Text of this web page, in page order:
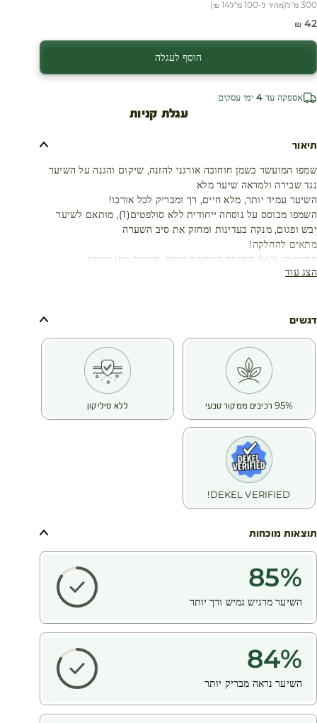
עגלת קניות
300 מ"ל (מחיר ל-100 מ״ל 14 ₪
)
מחיר מבצע
42 ₪
הוסף לעגלה
אספקה עד 4 ימי עסקים
תיאור
שמפו המועשר בשמן חוחובה אורגני להזנה, שיקום והגנה על השיער
נגד שבירה ולמראה שיער מלא
השיער עמיד יותר, מלא חיים, רך ומבריק לכל אורכו!
השמפו מבוסס על נוסחה ייחודית ללא סולפטים(1), מותאם לשיער
יבש ופגום, מנקה בעדינות ומחזק את סיב השערה
מתאים להחלקה!
התוצאה: 94% הפחתה בשבירת שיער, השיער מוזן ושופע
שיער נפגע ומתייבש ממספר סיבות:
השיער הופך פגיע, פגום, שביר וגס וכשהוא פגיע יותר, יש יותר קצוות
הודות לידע הייחודי שלהם בעולם הבוטני, חוקרי ה- Botanical
Beauty® שלנו בחרו בחוחובה אורגנית, הידועה בשמן העשיר
במיוחד המופק ממנה שמצטיין בתכונות משקמות.
החוחובה עשירה בחומצות שומן כמו אומגה 6 ו- 9 ובעלת הרכב
שדומה לחֵלֶב. היא מזינה שיער יבש ושביר באופן אינטנסיבי ומחזירה
לו את הברק והרכות. הודות לעושר שלה, היא מסייעת בשיקום שיער
פגום שהופך להיות עמיד יותר נגד השפעות סביבתיות עתידיות.
68% - השיער שלי משוקם(2)
הצג עוד
דגשים
95% רכיבים ממקור טבעי ללא סיליקון
DEKEL VERIFIED!
תוצאות מוכחות
85%
השיער מרגיש גמיש ורך יותר
84%
השיער נראה מבריק יותר